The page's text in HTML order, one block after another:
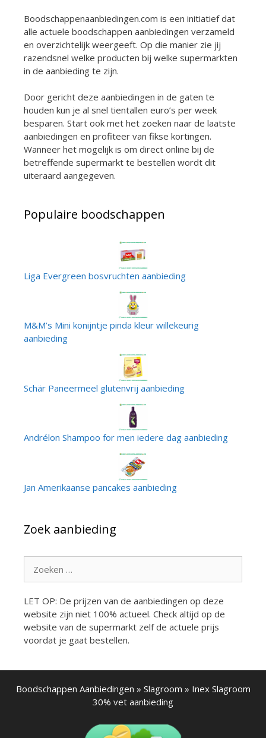
Boodschappenaanbiedingen.com is een initiatief dat
alle actuele boodschappen aanbiedingen verzameld
en overzichtelijk weergeeft. Op die manier zie jij
razendsnel welke producten bij welke supermarkten
in de aanbieding te zijn.
Door gericht deze aanbiedingen in de gaten te
houden kun je al snel tientallen euro’s per week
besparen. Start ook met het zoeken naar de laatste
aanbiedingen en profiteer van fikse kortingen.
Wanneer het mogelijk is om direct online bij de
betreffende supermarkt te bestellen wordt dit
uiteraard aangegeven.
Populaire boodschappen
Liga Evergreen bosvruchten aanbieding
M&M’s Mini konijntje pinda kleur willekeurig
aanbieding
Schär Paneermeel glutenvrij aanbieding
Andrélon Shampoo for men iedere dag aanbieding
Jan Amerikaanse pancakes aanbieding
Zoek aanbieding
naar:
LET OP: De prijzen van de aanbiedingen op deze
website zijn niet 100% actueel. Check altijd op de
website van de supermarkt zelf de actuele prijs
voordat je gaat bestellen.
Boodschappen Aanbiedingen » Slagroom » Inex Slagroom
30% vet aanbieding